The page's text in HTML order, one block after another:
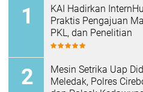
KAI Hadirkan
Praktis Pengajuan
PKL, dan Penelitian
Mesin Setrika Uap
Meledak, Polres